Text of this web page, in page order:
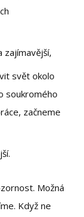
zajímavější,
svět okolo
soukromého
začneme
Možná
Když ne